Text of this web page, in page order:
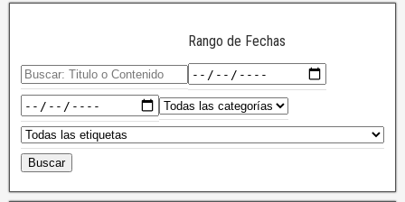
Rango de Fechas